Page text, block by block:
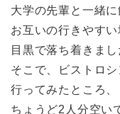
大学の先輩と一緒に
お互いの行きやすい
目黒で落ち着きまし
そこで、ビストロシ
行ってみたところ、
ちょうど2人分空い